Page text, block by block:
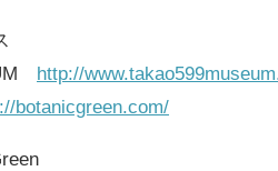
http://
botanicgreen.com/